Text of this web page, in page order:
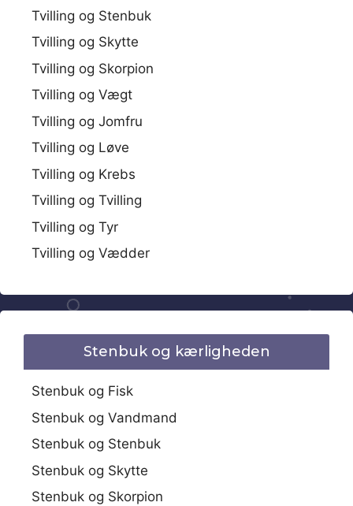
Tvilling og Stenbuk
Tvilling og Skytte
Tvilling og Skorpion
Tvilling og Vægt
Tvilling og Jomfru
Tvilling og Løve
Tvilling og Krebs
Tvilling og Tvilling
Tvilling og Tyr
Tvilling og Vædder
Stenbuk og kærligheden
Stenbuk og Fisk
Stenbuk og Vandmand
Stenbuk og Stenbuk
Stenbuk og Skytte
Stenbuk og Skorpion